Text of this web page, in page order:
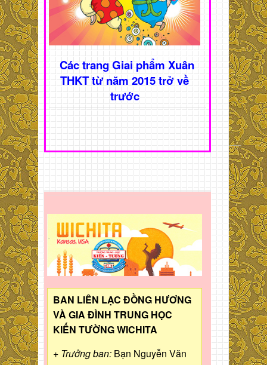
Các trang Giai phẩm Xuân
THKT từ năm 2015 trở về
trước
BAN LIÊN LẠC ĐỒNG HƯƠNG
VÀ GIA ĐÌNH TRUNG HỌC
KIẾN TƯỜNG WICHITA
+ Trưởng ban: Bạn Nguyễn Văn